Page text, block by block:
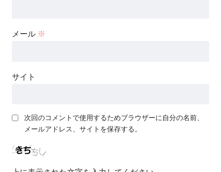
メール ※
サイト
次回のコメントで使用するためブラウザーに自分の名前、
メールアドレス、サイトを保存する。